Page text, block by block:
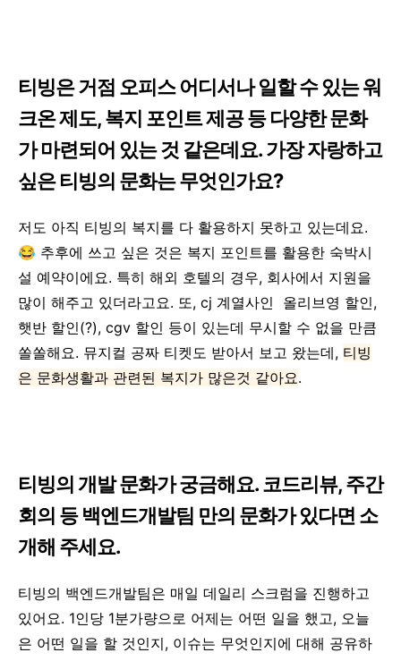
티빙은 거점 오피스 어디서나 일할 수 있는 워
크온 제도, 복지 포인트 제공 등 다양한 문화
가 마련되어 있는 것 같은데요. 가장 자랑하고
싶은 티빙의 문화는 무엇인가요?
저도 아직 티빙의 복지를 다 활용하지 못하고 있는데요.
😂 추후에 쓰고 싶은 것은 복지 포인트를 활용한 숙박시
설 예약이에요. 특히 해외 호텔의 경우, 회사에서 지원을
많이 해주고 있더라고요. 또, cj 계열사인 올리브영 할인,
햇반 할인(?), cgv 할인 등이 있는데 무시할 수 없을 만큼
쏠쏠해요. 뮤지컬 공짜 티켓도 받아서 보고 왔는데, 티빙
은 문화생활과 관련된 복지가 많은것 같아요.
티빙의 개발 문화가 궁금해요. 코드리뷰, 주간
회의 등 백엔드개발팀 만의 문화가 있다면 소
개해 주세요.
티빙의 백엔드개발팀은 매일 데일리 스크럼을 진행하고
있어요. 1인당 1분가량으로 어제는 어떤 일을 했고, 오늘
은 어떤 일을 할 것인지, 이슈는 무엇인지에 대해 공유하